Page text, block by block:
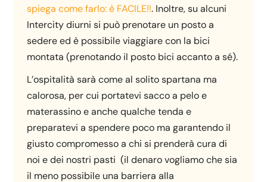
spiega come farlo: è FACILE!!. Inoltre, su alcuni
Intercity diurni si può prenotare un posto a
sedere ed è possibile viaggiare con la bici
montata (prenotando il posto bici accanto a sé).
L’ospitalità sarà come al solito spartana ma
calorosa, per cui portatevi sacco a pelo e
materassino e anche qualche tenda e
preparatevi a spendere poco ma garantendo il
giusto compromesso a chi si prenderà cura di
noi e dei nostri pasti (il denaro vogliamo che sia
il meno possibile una barriera alla